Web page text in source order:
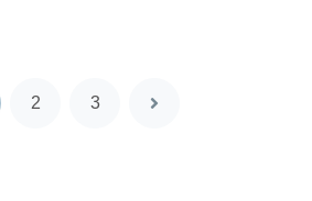
2 3
次